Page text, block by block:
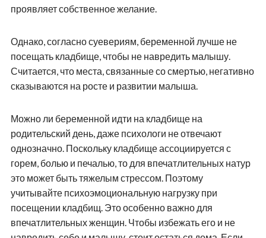
проявляет собственное желание.
Однако, согласно суевериям, беременной лучше не
посещать кладбище, чтобы не навредить малышу.
Считается, что места, связанные со смертью, негативно
сказываются на росте и развитии малыша.
Можно ли беременной идти на кладбище на
родительский день, даже психологи не отвечают
однозначно. Поскольку кладбище ассоциируется с
горем, болью и печалью, то для впечатлительных натур
это может быть тяжелым стрессом. Поэтому
учитывайте психоэмоциональную нагрузку при
посещении кладбищ. Это особенно важно для
впечатлительных женщин. Чтобы избежать его и не